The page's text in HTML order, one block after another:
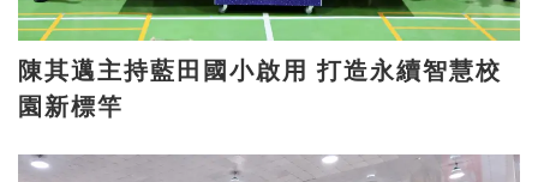
陳其邁主持藍田國小啟用 打造永續智慧校
園新標竿